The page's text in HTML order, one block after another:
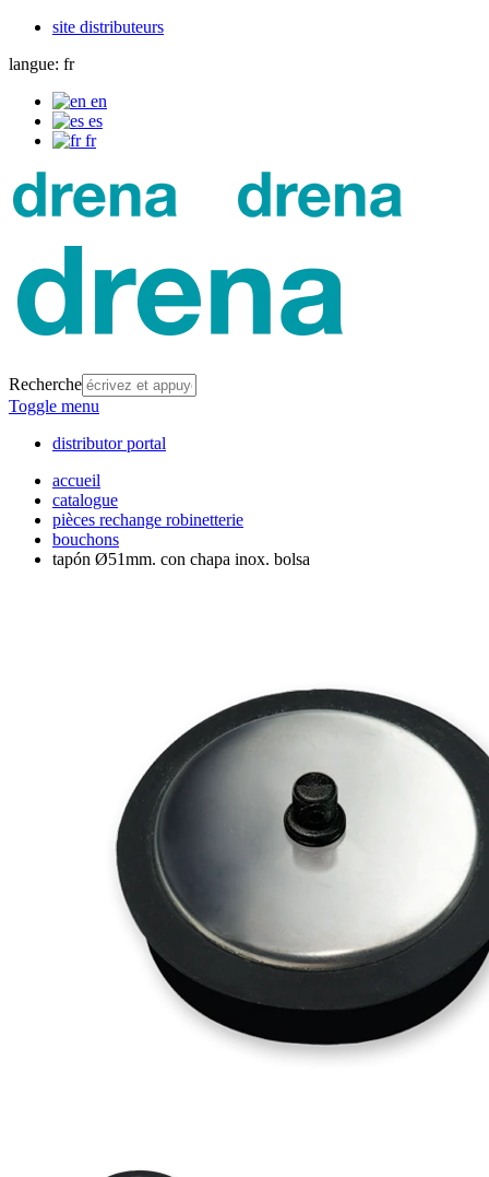
site distributeurs
langue: fr
en
es
fr
Recherche
Toggle menu
distributor portal
accueil
catalogue
pièces rechange robinetterie
bouchons
tapón Ø51mm. con chapa inox. bolsa